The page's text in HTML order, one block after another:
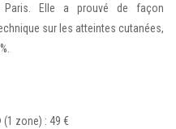
Paris. Elle a prouvé de façon
sur les atteintes cutanées,
zone) : 49 €